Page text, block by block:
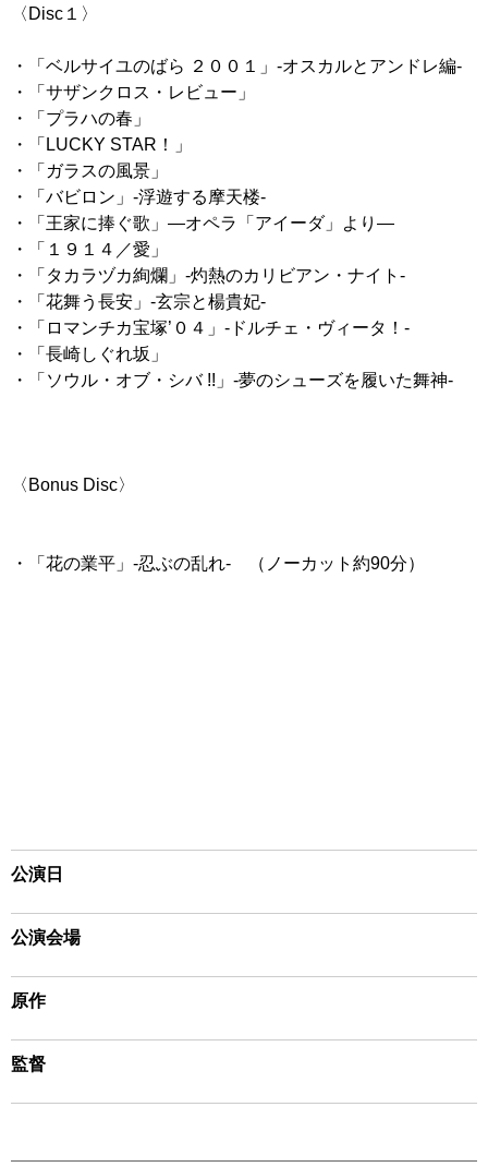
〈Disc１〉
・「ベルサイユのばら ２００１」-オスカルとアンドレ編-
・「サザンクロス・レビュー」
・「プラハの春」
・「LUCKY STAR！」
・「ガラスの風景」
・「バビロン」-浮遊する摩天楼-
・「王家に捧ぐ歌」―オペラ「アイーダ」より―
・「１９１４／愛」
・「タカラヅカ絢爛」-灼熱のカリビアン・ナイト-
・「花舞う長安」-玄宗と楊貴妃-
・「ロマンチカ宝塚’０４」-ドルチェ・ヴィータ！-
・「長崎しぐれ坂」
・「ソウル・オブ・シバ !!」-夢のシューズを履いた舞神-
〈Bonus Disc〉
・「花の業平」-忍ぶの乱れ- （ノーカット約90分）
公演日
公演会場
原作
監督